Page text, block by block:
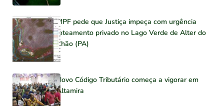
MPF pede que Justiça impeça com urgência
loteamento privado no Lago Verde de Alter do
Chão (PA)
Novo Código Tributário começa a vigorar em
Altamira